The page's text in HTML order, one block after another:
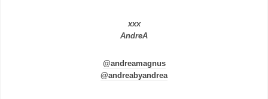
xxx
AndreA
@andreamagnus
@andreabyandrea